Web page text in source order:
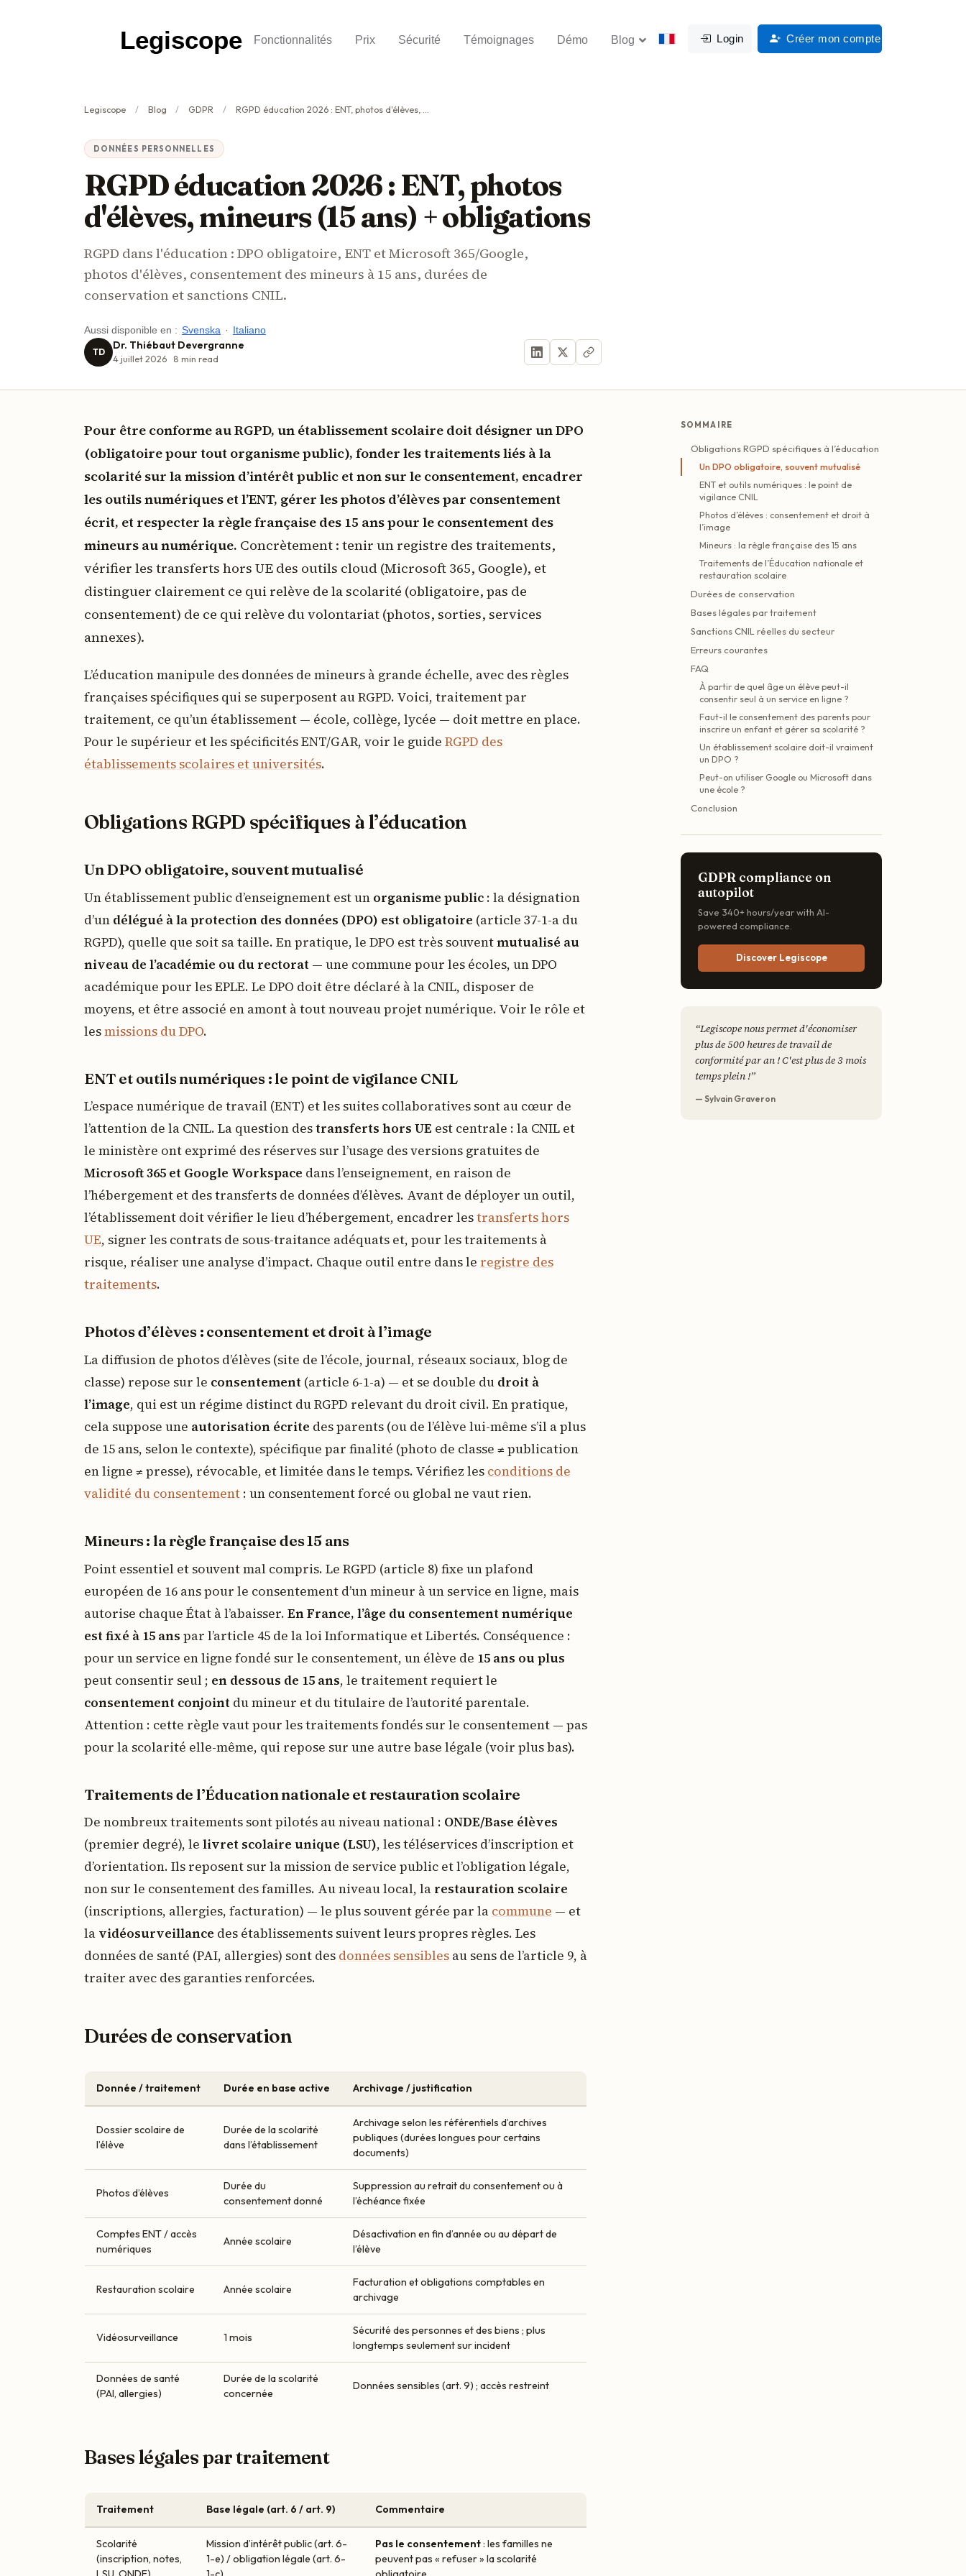
Legiscope Fonctionnalités Prix Sécurité Témoignages Démo Blog Login Créer mon compte
Legiscope Blog GDPR RGPD éducation 2026 : ENT, photos d'élèves, mineurs (15 ans) + obligations
DONNÉES PERSONNELLES
RGPD éducation 2026 : ENT, photos
d'élèves, mineurs (15 ans) + obligations
RGPD dans l'éducation : DPO obligatoire, ENT et Microsoft 365/Google,
photos d'élèves, consentement des mineurs à 15 ans, durées de
conservation et sanctions CNIL.
Aussi disponible en : Svenska · Italiano
TD Dr. Thiébaut Devergranne
4 juillet 2026 8 min read
Pour être conforme au RGPD, un établissement scolaire doit désigner un DPO
(obligatoire pour tout organisme public), fonder les traitements liés à la
scolarité sur la mission d’intérêt public et non sur le consentement, encadrer
les outils numériques et l’ENT, gérer les photos d’élèves par consentement
écrit, et respecter la règle française des 15 ans pour le consentement des
mineurs au numérique. Concrètement : tenir un registre des traitements,
vérifier les transferts hors UE des outils cloud (Microsoft 365, Google), et
distinguer clairement ce qui relève de la scolarité (obligatoire, pas de
consentement) de ce qui relève du volontariat (photos, sorties, services
annexes).
L’éducation manipule des données de mineurs à grande échelle, avec des règles
françaises spécifiques qui se superposent au RGPD. Voici, traitement par
traitement, ce qu’un établissement — école, collège, lycée — doit mettre en place.
Pour le supérieur et les spécificités ENT/GAR, voir le guide RGPD des
établissements scolaires et universités.
Obligations RGPD spécifiques à l’éducation
Un DPO obligatoire, souvent mutualisé
Un établissement public d’enseignement est un organisme public : la désignation
d’un délégué à la protection des données (DPO) est obligatoire (article 37-1-a du
RGPD), quelle que soit sa taille. En pratique, le DPO est très souventmutualisé au
niveau de l’académie ou du rectorat — une commune pour les écoles, un DPO
académique pour les EPLE. Le DPO doit être déclaré à la CNIL, disposer de
moyens, et être associé en amont à tout nouveau projet numérique. Voir le rôle et
lesmissions du DPO.
ENT et outils numériques : le point de vigilance CNIL
L’espace numérique de travail (ENT) et les suites collaboratives sont au cœur de
l’attention de la CNIL. La question destransferts hors UE est centrale : la CNIL et
le ministère ont exprimé des réserves sur l’usage des versions gratuites de
Microsoft 365 et Google Workspace dans l’enseignement, en raison de
l’hébergement et des transferts de données d’élèves. Avant de déployer un outil,
l’établissement doit vérifier le lieu d’hébergement, encadrer lestransferts hors
UE, signer les contrats de sous-traitance adéquats et, pour les traitements à
risque, réaliser une analyse d’impact. Chaque outil entre dans le registre des
traitements.
Photos d’élèves : consentement et droit à l’image
La diffusion de photos d’élèves (site de l’école, journal, réseaux sociaux, blog de
classe) repose sur le consentement (article 6-1-a) — et se double du droit à
l’image, qui est un régime distinct du RGPD relevant du droit civil. En pratique,
cela suppose une autorisation écrite des parents (ou de l’élève lui-même s’il a plus
de 15 ans, selon le contexte), spécifique par finalité (photo de classe ≠ publication
en ligne ≠ presse), révocable, et limitée dans le temps. Vérifiez les conditions de
validité du consentement : un consentement forcé ou global ne vaut rien.
Mineurs : la règle française des 15 ans
Point essentiel et souvent mal compris. Le RGPD (article 8) fixe un plafond
européen de 16 ans pour le consentement d’un mineur à un service en ligne, mais
autorise chaque État à l’abaisser. En France, l’âge du consentement numérique
est fixé à 15 ans par l’article 45 de la loi Informatique et Libertés. Conséquence :
pour un service en ligne fondé sur le consentement, un élève de 15 ans ou plus
peut consentir seul ; en dessous de 15 ans, le traitement requiert le
consentement conjoint du mineur et du titulaire de l’autorité parentale.
Attention : cette règle vaut pour les traitements fondés sur le consentement — pas
pour la scolarité elle-même, qui repose sur une autre base légale (voir plus bas).
Traitements de l’Éducation nationale et restauration scolaire
De nombreux traitements sont pilotés au niveau national : ONDE/Base élèves
(premier degré), le livret scolaire unique (LSU), les téléservices d’inscription et
d’orientation. Ils reposent sur la mission de service public et l’obligation légale,
non sur le consentement des familles. Au niveau local, la restauration scolaire
(inscriptions, allergies, facturation) — le plus souvent gérée par la commune — et
la vidéosurveillance des établissements suivent leurs propres règles. Les
données de santé (PAI, allergies) sont des données sensibles au sens de l’article 9, à
traiter avec des garanties renforcées.
Durées de conservation
Donnée / traitement Durée en base active Archivage / justification
Dossier scolaire de
l’élève
Durée de la scolarité
dans l’établissement
Archivage selon les référentiels d’archives
publiques (durées longues pour certains
documents)
Photos d’élèves
Durée du
consentement donné
Suppression au retrait du consentement ou à
l’échéance fixée
Comptes ENT / accès
numériques
Année scolaire
Désactivation en fin d’année ou au départ de
l’élève
Restauration scolaire Année scolaire
Facturation et obligations comptables en
archivage
Vidéosurveillance 1 mois
Sécurité des personnes et des biens ; plus
longtemps seulement sur incident
Données de santé
(PAI, allergies)
Durée de la scolarité
concernée
Données sensibles (art. 9) ; accès restreint
Bases légales par traitement
Traitement Base légale (art. 6 / art. 9) Commentaire
Scolarité
(inscription, notes,
Mission d’intérêt public (art. 6-
1-e) / obligation légale (art. 6-
Pas le consentement: les familles ne
peuvent pas « refuser » la scolarité
SOMMAIRE
Obligations RGPD spécifiques à l’éducation
Un DPO obligatoire, souvent mutualisé
ENT et outils numériques : le point de
vigilance CNIL
Photos d’élèves : consentement et droit à
l’image
Mineurs : la règle française des 15 ans
Traitements de l’Éducation nationale et
restauration scolaire
Durées de conservation
Bases légales par traitement
Sanctions CNIL réelles du secteur
Erreurs courantes
FAQ
À partir de quel âge un élève peut-il
consentir seul à un service en ligne ?
Faut-il le consentement des parents pour
inscrire un enfant et gérer sa scolarité ?
Un établissement scolaire doit-il vraiment
un DPO ?
Peut-on utiliser Google ou Microsoft dans
une école ?
Conclusion
GDPR compliance on
autopilot
Save 340+ hours/year with AI-
powered compliance.
Discover Legiscope
“Legiscope nous permet d'économiser
plus de 500 heures de travail de
conformité par an ! C'est plus de 3 mois
temps plein !”
— Sylvain Graveron